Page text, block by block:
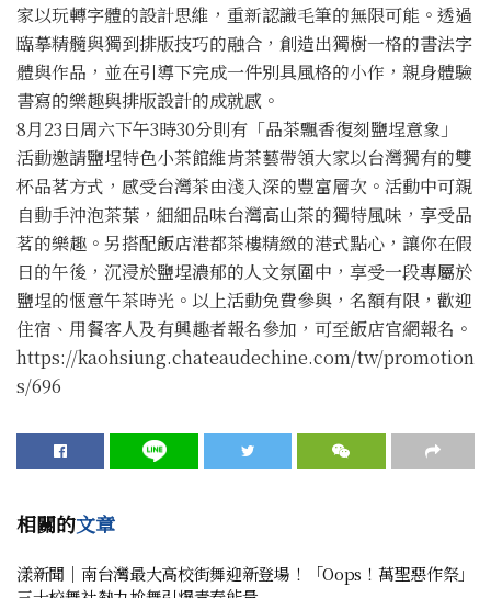
家以玩轉字體的設計思維，重新認識毛筆的無限可能。透過
臨摹精髓與獨到排版技巧的融合，創造出獨樹一格的書法字
體與作品，並在引導下完成一件別具風格的小作，親身體驗
書寫的樂趣與排版設計的成就感。
8月23日周六下午3時30分則有「品茶飄香復刻鹽埕意象」
活動邀請鹽埕特色小茶館維肯茶藝帶領大家以台灣獨有的雙
杯品茗方式，感受台灣茶由淺入深的豐富層次。活動中可親
自動手沖泡茶葉，細細品味台灣高山茶的獨特風味，享受品
茗的樂趣。另搭配飯店港都茶樓精緻的港式點心，讓你在假
日的午後，沉浸於鹽埕濃郁的人文氛圍中，享受一段專屬於
鹽埕的愜意午茶時光。以上活動免費參與，名額有限，歡迎
住宿、用餐客人及有興趣者報名參加，可至飯店官網報名。
https://kaohsiung.chateaudechine.com/tw/promotion
s/696
相關的文章
漾新聞｜南台灣最大高校街舞迎新登場！「Oops！萬聖惡作祭」